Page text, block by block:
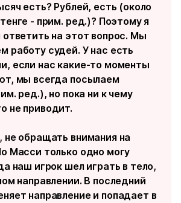
есть? Рублей, есть (около
- прим. ред.)? Поэтому я
ответить на этот вопрос. Мы
работу судей. У нас есть
если нас какие-то моменты
мы всегда посылаем
ред.), но пока ни к чему
не приводит.
не обращать внимания на
Масси только одно могу
наш игрок шел играть в тело,
направлении. В последний
направление и попадает в